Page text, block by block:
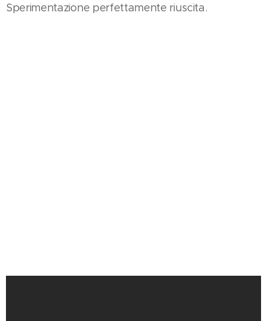
Sperimentazione perfettamente riuscita.